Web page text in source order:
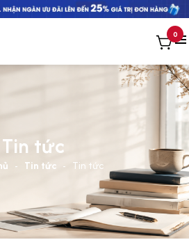
0
Tin tức
- Tin tức - Tin tức